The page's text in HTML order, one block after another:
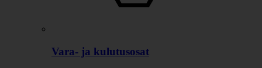
Vara- ja kulutusosat